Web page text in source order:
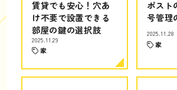
賃貸でも安心！穴あ
け不要で設置できる
部屋の鍵の選択肢
2025.11.29
家
ポスト
号管理
2025.11.28
家